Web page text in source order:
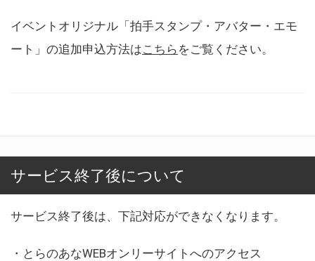
イベントオリジナル「拍手スタンプ・アバター・エモ
ート」の追加申込方法はこちら をご覧ください。
サービス終了後について
サービス終了後は、下記対応ができなくなります。
・とらのあなWEBオンリーサイトへのアクセス